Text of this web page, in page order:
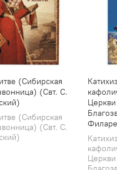
(Сибирская
(Свт. С.
(Сибирская
(Свт. С.